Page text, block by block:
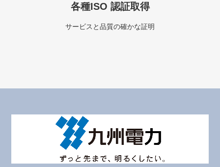
各種ISO 認証取得
サービスと品質の確かな証明